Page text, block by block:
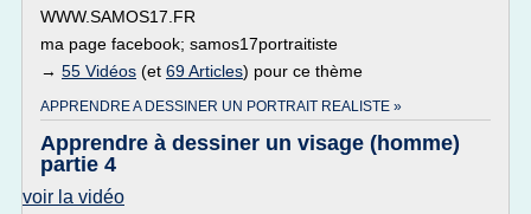
WWW.SAMOS17.FR
ma page facebook; samos17portraitiste
→ 55 Vidéos (et 69 Articles) pour ce thème
APPRENDRE A DESSINER UN PORTRAIT REALISTE »
Apprendre à dessiner un visage (homme)
partie 4
voir la vidéo